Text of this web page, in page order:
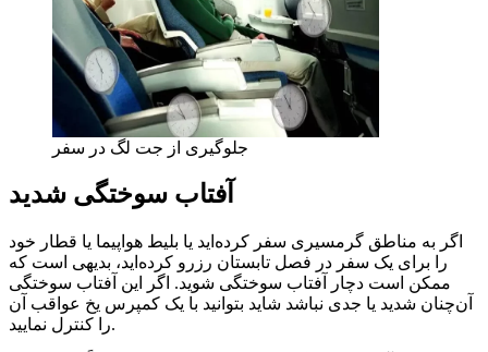
جلوگیری از جت لگ در سفر
آفتاب سوختگی شدید
اگر به مناطق گرمسیری سفر کرده‌اید یا بلیط هواپیما یا قطار خود
را برای یک سفر در فصل تابستان رزرو کرده‌اید، بدیهی است که
ممکن است دچار آفتاب سوختگی شوید. اگر این آفتاب سوختگی
آن‌چنان شدید یا جدی نباشد شاید بتوانید با یک کمپرس یخ عواقب آن
را کنترل نمایید.